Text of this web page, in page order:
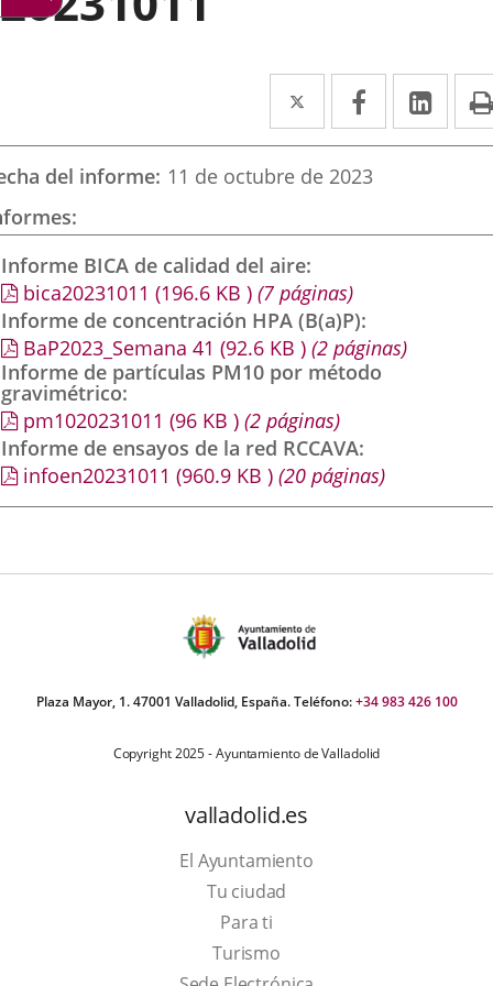
Twitter
Enlace
a
una
externa.
Facebook
Enlace
a
una
externa.
a
del informe 11 de octubre de 2023
Informe BICA de calidad del aire
bica20231011 (196.6 KB ) (7 páginas)
Informe de concentración HPA (B(a)P)
BaP2023_Semana 41 (92.6 KB ) (2 páginas)
Informe de partículas PM10 por método
gravimétrico
pm1020231011 (96 KB ) (2 páginas)
Informe de ensayos de la red RCCAVA
infoen20231011 (960.9 KB ) (20 páginas)
Plaza Mayor, 1. 47001 Valladolid, España. Teléfono:+34 983 426 100
Copyright 2025 - Ayuntamiento de Valladolid
valladolid.es
El Ayuntamiento
Tu ciudad
Para ti
TurismoEste